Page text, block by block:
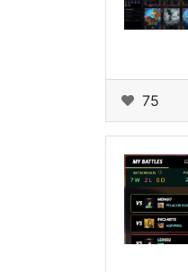
75